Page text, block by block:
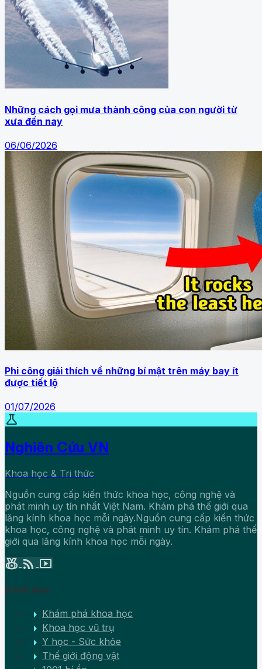
Những cách gọi mưa thành công của con người từ
xưa đến nay
06/06/2026
Phi công giải thích về những bí mật trên máy bay ít
được tiết lộ
01/07/2026
science
Nghiên Cứu VN
Khoa học & Tri thức
Nguồn cung cấp kiến thức khoa học, công nghệ và
phát minh uy tín nhất Việt Nam. Khám phá thế giới qua
lăng kính khoa học mỗi ngày.Nguồn cung cấp kiến thức
khoa học, công nghệ và phát minh uy tín. Khám phá thế
giới qua lăng kính khoa học mỗi ngày.
social_leaderboard rss_feed smart_display
Danh mục
arrow_right Khám phá khoa học
arrow_right Khoa học vũ trụ
arrow_right Y học - Sức khỏe
arrow_right Thế giới động vật